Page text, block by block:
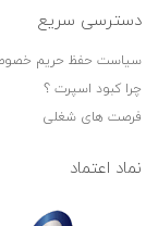
دسترسی سریع
سیاست حفظ حریم
چرا کبود اسپرت ؟
فرصت های شغلی
نماد اعتماد